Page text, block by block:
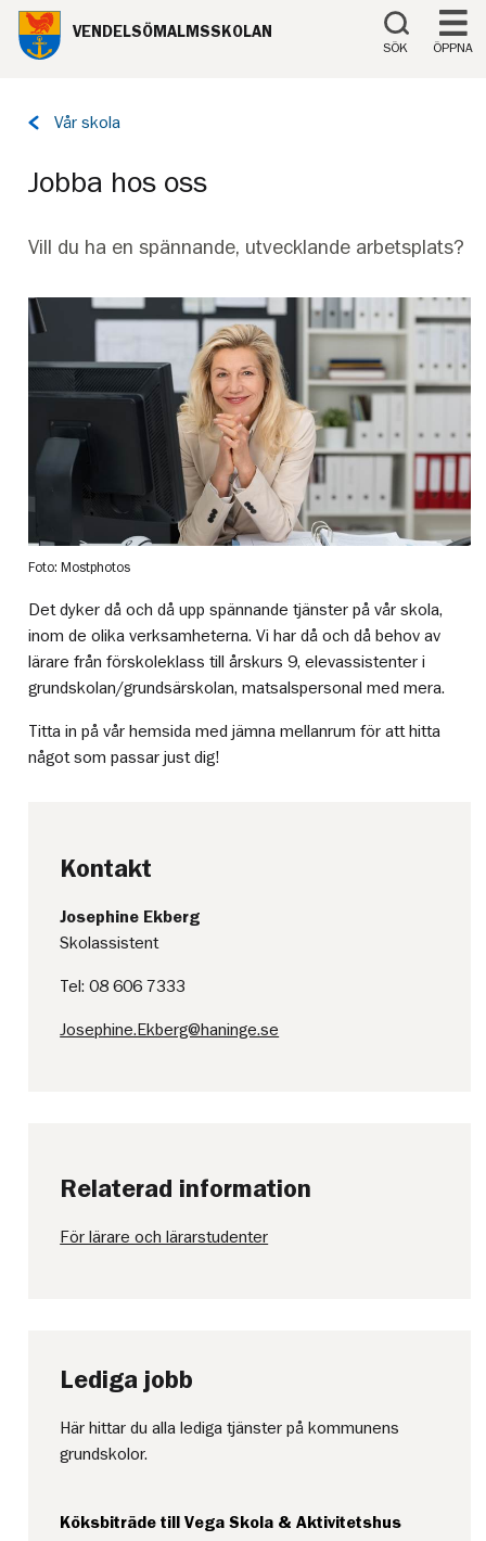
Till innehåll på sidan
VENDELSÖMALMSSKOLAN
SÖK ÖPPNA
Tillbaka
Vår skola
Jobba hos oss
Vill du ha en spännande, utvecklande arbetsplats?
Foto: Mostphotos
Det dyker då och då upp spännande tjänster på vår skola,
inom de olika verksamheterna. Vi har då och då behov av
lärare från förskoleklass till årskurs 9, elevassistenter i
grundskolan/grundsärskolan, matsalspersonal med mera.
Titta in på vår hemsida med jämna mellanrum för att hitta
något som passar just dig!
Kontakt
Josephine Ekberg
Skolassistent
Tel: 08 606 7333
Josephine.Ekberg@haninge.se
Relaterad information
För lärare och lärarstudenter
Lediga jobb
Här hittar du alla lediga tjänster på kommunens
grundskolor.
Köksbiträde till Vega Skola & Aktivitetshus